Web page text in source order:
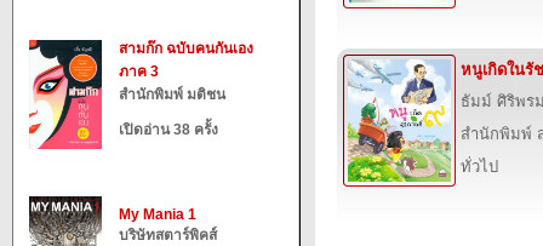
สามก๊ก ฉบับคนกันเอง
ภาค 3
สำนักพิมพ์ มติชน
เปิดอ่าน 38 ครั้ง
My Mania 1
บริษัทสตาร์พิคส์
หนูเกิดในรั
ธัมม์ ศิริพร
สำนักพิมพ์
ทั่วไป